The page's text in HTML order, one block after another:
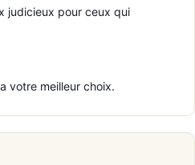
judicieux pour ceux qui
votre meilleur choix.